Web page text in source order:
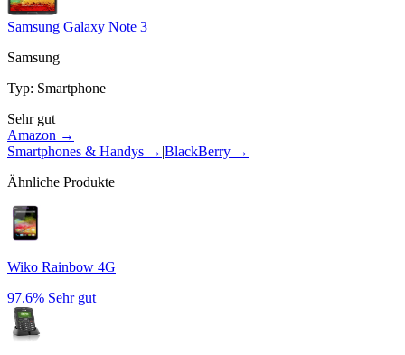
Samsung Galaxy Note 3
Samsung
Typ: Smartphone
Sehr gut
Amazon →
Smartphones & Handys → |BlackBerry →
Ähnliche Produkte
Wiko Rainbow 4G
97.6% Sehr gut